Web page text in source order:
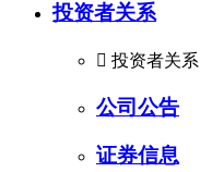
投资者关系
 投资者关系
公司公告
证券信息